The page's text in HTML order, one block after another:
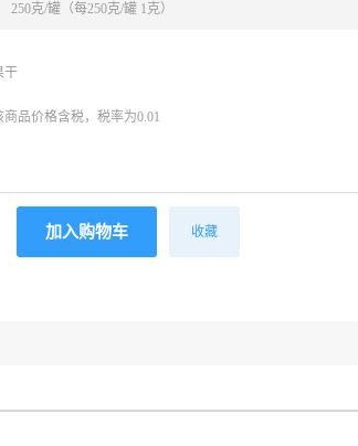
250克/罐（每250克/罐 1克）
干
商品价格含税，税率为0.01
收藏